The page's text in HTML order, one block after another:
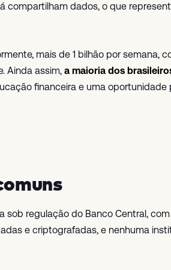
compartilham dados, o que
mais de 1 bilhão por semana,
Ainda assim, a maioria dos
financeira e uma oportunidade
sob regulação do Banco Central,
e criptografadas, e nenhuma